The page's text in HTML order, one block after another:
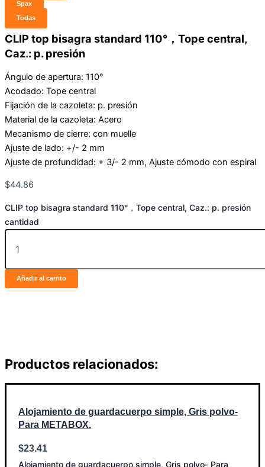
Spax
Todas
CLIP top bisagra standard 110°，Tope central,
Caz.: p. presión
Ángulo de apertura: 110°
Acodado: Tope central
Fijación de la cazoleta: p. presión
Material de la cazoleta: Acero
Mecanismo de cierre: con muelle
Ajuste de lado: +/- 2 mm
Ajuste de profundidad: + 3/- 2 mm, Ajuste cómodo con espiral
$44.86
CLIP top bisagra standard 110°，Tope central, Caz.: p. presión
cantidad
Añadir al carrito
Productos relacionados:
Alojamiento de guardacuerpo simple, Gris polvo-
Para METABOX.
$23.41
Alojamiento de guardacuerpo simple, Gris polvo- Para